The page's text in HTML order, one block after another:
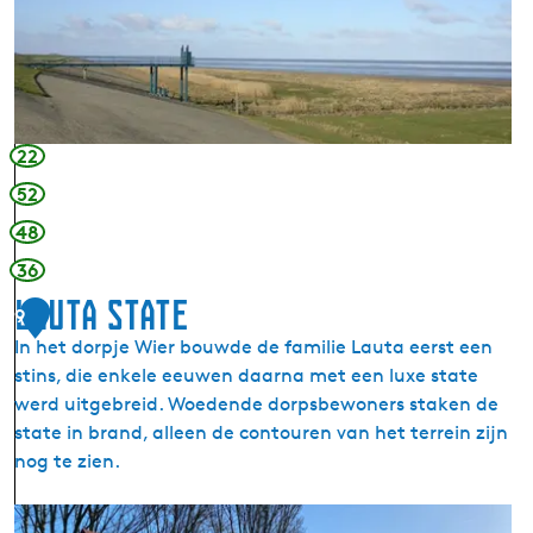
o
a
d
e
r
l
e
e
c
h
r
t
H
a
a
n
-
o
g
e
l
k
i
k
22
52
48
36
9
Lauta state
In het dorpje Wier bouwde de familie Lauta eerst een
stins, die enkele eeuwen daarna met een luxe state
werd uitgebreid. Woedende dorpsbewoners staken de
state in brand, alleen de contouren van het terrein zijn
nog te zien.
L